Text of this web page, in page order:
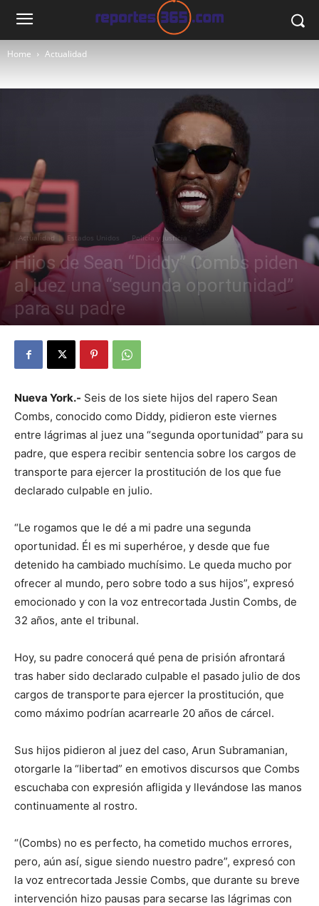
Home Actualidad
Actualidad Estados Unidos Policía y Justicia
Hijos de Sean “Diddy” Combs piden
al juez una “segunda oportunidad”
para su padre
Nueva York.- Seis de los siete hijos del rapero Sean
Combs, conocido como Diddy, pidieron este viernes
entre lágrimas al juez una “segunda oportunidad” para su
padre, que espera recibir sentencia sobre los cargos de
transporte para ejercer la prostitución de los que fue
declarado culpable en julio.
“Le rogamos que le dé a mi padre una segunda
oportunidad. Él es mi superhéroe, y desde que fue
detenido ha cambiado muchísimo. Le queda mucho por
ofrecer al mundo, pero sobre todo a sus hijos”, expresó
emocionado y con la voz entrecortada Justin Combs, de
32 años, ante el tribunal.
Hoy, su padre conocerá qué pena de prisión afrontará
tras haber sido declarado culpable el pasado julio de dos
cargos de transporte para ejercer la prostitución, que
como máximo podrían acarrearle 20 años de cárcel.
Sus hijos pidieron al juez del caso, Arun Subramanian,
otorgarle la “libertad” en emotivos discursos que Combs
escuchaba con expresión afligida y llevándose las manos
continuamente al rostro.
“(Combs) no es perfecto, ha cometido muchos errores,
pero, aún así, sigue siendo nuestro padre”, expresó con
la voz entrecortada Jessie Combs, que durante su breve
intervención hizo pausas para secarse las lágrimas con